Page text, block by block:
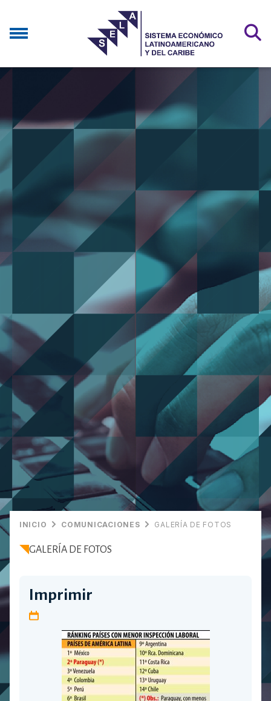
INICIO COMUNICACIONES GALERÍA DE FOTOS
GALERÍA DE FOTOS
Imprimir